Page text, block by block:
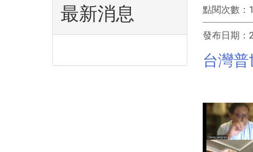
最新消息 點閱次數：
發布日期：
台灣